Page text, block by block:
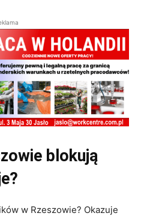
blokują
w Rzeszowie? Okazuje